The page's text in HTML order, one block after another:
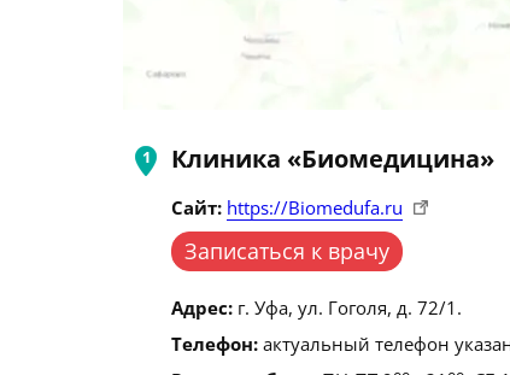
Клиника «Биомедицина»
Сайт: https://Biomedufa.ru
Записаться к врачу
Адрес: г. Уфа, ул. Гоголя, д. 72/1.
Телефон: актуальный телефон